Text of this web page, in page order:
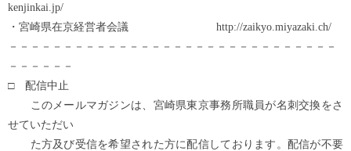
kenjinkai.jp/
・宮崎県在京経営者会議 http://zaikyo.miyazaki.ch/
－－－－－－－－－－－－－－－－－－－－－－－－－－－－－－
－－－－－－
□ 配信中止
このメールマガジンは、宮崎県東京事務所職員が名刺交換をさ
せていただい
た方及び受信を希望された方に配信しております。配信が不要